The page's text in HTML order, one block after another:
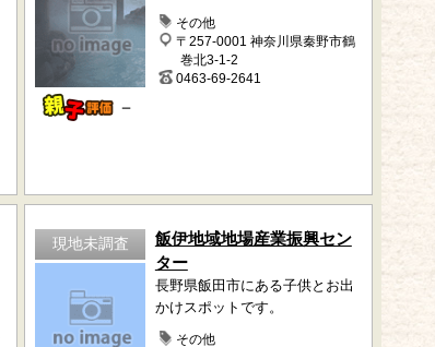
－
その他
〒257-0001 神奈川県秦野市鶴
巻北3-1-2
0463-69-2641
現地未調査
飯伊地域地場産業振興セン
ター
長野県飯田市にある子供とお出
かけスポットです。
その他